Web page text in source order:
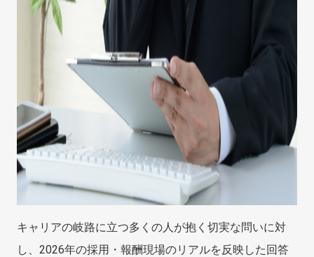
キャリアの岐路に立つ多くの人が抱く切実な問いに対
し、2026年の採用・報酬現場のリアルを反映した回答